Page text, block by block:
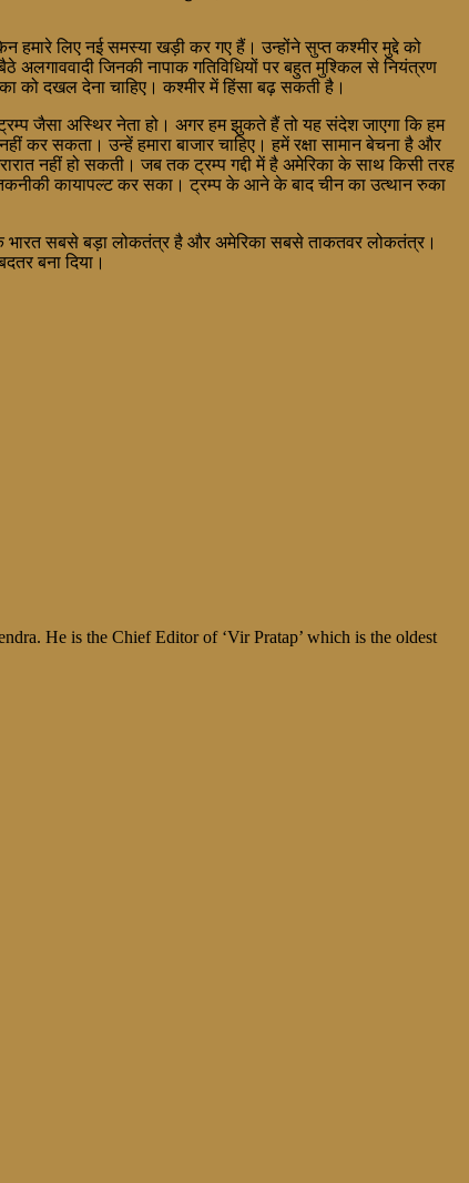
हमारे लिए नई समस्या खड़ी कर गए हैं। उन्होंने सुप्त कश्मीर मुद्दे को
जिनकी नापाक गतिविधियों पर बहुत मुश्किल से नियंत्रण
को दखल देना चाहिए। कश्मीर में हिंसा बढ़ सकती है।
ट्रम्प जैसा अस्थिर नेता हो। अगर हम झुकते हैं तो यह संदेश जाएगा कि हम
कर सकता। उन्हें हमारा बाजार चाहिए। हमें रक्षा सामान बेचना है और
नहीं हो सकती। जब तक ट्रम्प गद्दी में है अमेरिका के साथ किसी तरह
तकनीकी कायापल्ट कर सका। ट्रम्प के आने के बाद चीन का उत्थान रुका
भारत सबसे बड़ा लोकतंत्र है और अमेरिका सबसे ताकतवर लोकतंत्र।
बना दिया।
He is the Chief Editor of ‘Vir Pratap’ which is the oldest